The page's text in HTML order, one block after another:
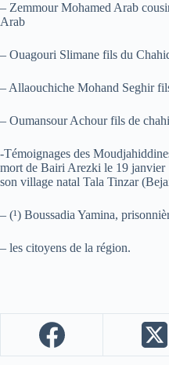
– Zemmour Mohamed Arab
Arab
– Ouagouri Slimane fils du
– Allaouchiche Mohand Seghir
– Oumansour Achour fils de
-Témoignages des
mort de Bairi Arezki le 19 janvier
son village natal Tala Tinzar
– (¹) Boussadia Yamina,
– les citoyens de la région.